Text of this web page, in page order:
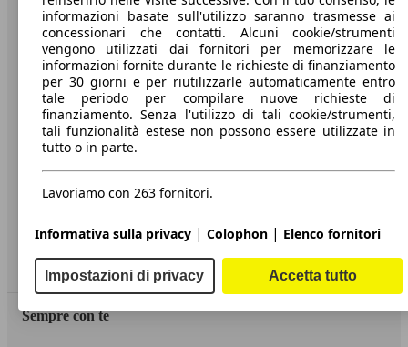
A proposito di AutoScout24
Stampa
Media
Condizioni generali
Informazioni
Privacy
Dichiarazione di Accessibilità
Servizi
Area rivenditori
Sempre con te
informazioni basate sull'utilizzo saranno trasmesse ai
concessionari che contatti. Alcuni cookie/strumenti
vengono utilizzati dai fornitori per memorizzare le
informazioni fornite durante le richieste di finanziamento
per 30 giorni e per riutilizzarle automaticamente entro
tale periodo per compilare nuove richieste di
finanziamento. Senza l'utilizzo di tali cookie/strumenti,
tali funzionalità estese non possono essere utilizzate in
tutto o in parte.
Lavoriamo con 263 fornitori.
Informativa sulla privacy | Colophon | Elenco fornitori
Impostazioni di privacy Accetta tutto